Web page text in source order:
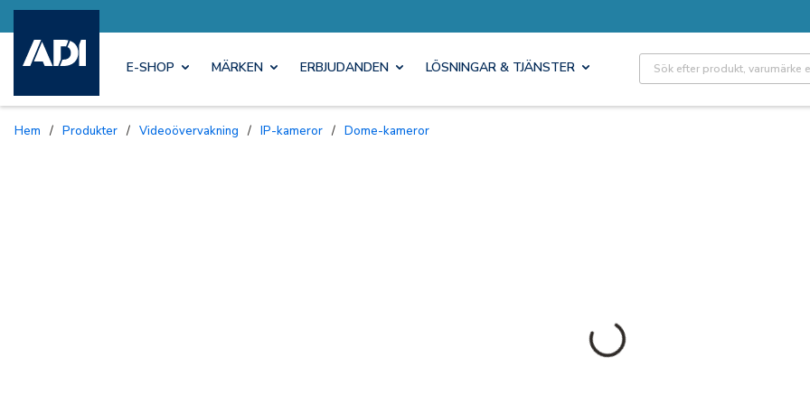
E-SHOP MÄRKEN ERBJUDANDEN LÖSNINGAR & TJÄNSTER Site Search
Hem / Produkter / Videoövervakning / IP-kameror / Dome-kameror